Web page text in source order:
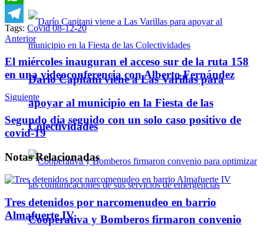
Darío Capitani viene a Las Varillas para
apoyar al municipio en la Fiesta de las
Colectividades
Cooperativa y Bomberos firmaron convenio
WhatsApp
Telegram
Tags: Covid 08-12-20
Anterior
El miércoles inauguran el acceso sur de la ruta 158
en una videoconferencia con Alberto Fernández
Siguiente
Segundo día seguido con un solo caso positivo de
covid-19
NotasRelacionadas
Tres detenidos por narcomenudeo en barrio
Almafuerte IV